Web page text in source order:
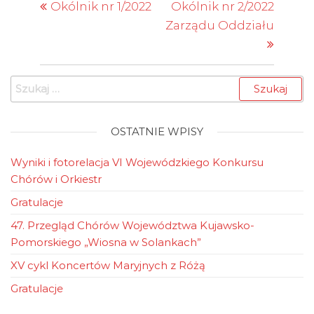
możliwość
wpisu
wpis
Okólnik nr 1/2022
Okólnik nr 2/2022
Zarządu Oddziału
Szukaj:
OSTATNIE WPISY
Wyniki i fotorelacja VI Wojewódzkiego Konkursu
Chórów i Orkiestr
Gratulacje
47. Przegląd Chórów Województwa Kujawsko-
Pomorskiego „Wiosna w Solankach”
XV cykl Koncertów Maryjnych z Różą
Gratulacje